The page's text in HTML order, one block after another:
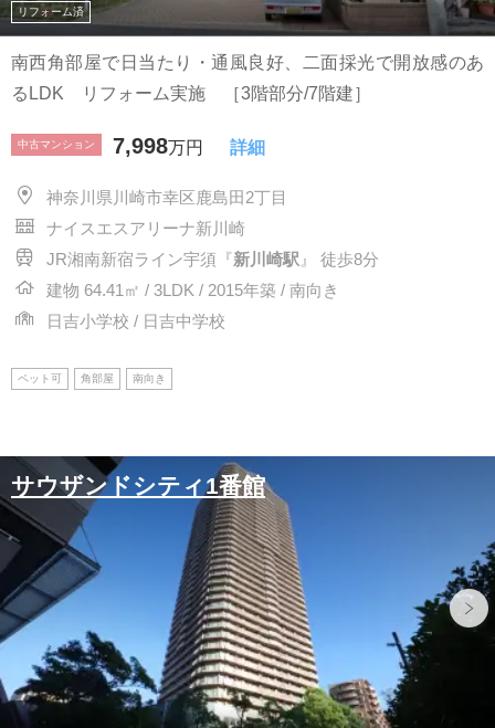
リフォーム済
南西角部屋で日当たり・通風良好、二面採光で開放感のあ
るLDK リフォーム実施 ［3階部分/7階建］
中古マンション 7,998万円 詳細
神奈川県川崎市幸区鹿島田2丁目
ナイスエスアリーナ新川崎
JR湘南新宿ライン宇須『新川崎駅 』 徒歩8分
建物 64.41㎡ / 3LDK / 2015年築 / 南向き
日吉小学校 / 日吉中学校
ペット可 角部屋 南向き
サウザンドシティ1番館